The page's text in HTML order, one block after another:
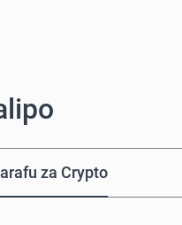
za Crypto